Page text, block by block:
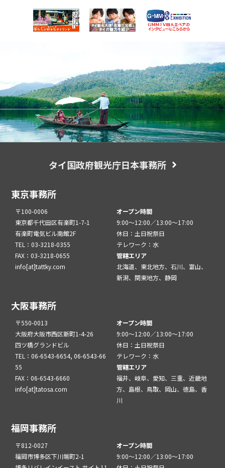
タイ国政府観光庁日本事務所
東京事務所
〒100-0006
東京都千代田区有楽町1-7-1
有楽町電気ビル南館2F
TEL：03-3218-0355
FAX：03-3218-0655
info[at]tattky.com
オープン時間
9:00～12:00／13:00～17:00
休日：土日祝祭日
テレワーク：水
管轄エリア
北海道、東北地方、石川、富山、
新潟、関東地方、静岡
大阪事務所
〒550-0013
大阪府大阪市西区新町1-4-26
四ツ橋グランドビル
TEL：06-6543-6654, 06-6543-66
55
FAX：06-6543-6660
info[at]tatosa.com
オープン時間
9:00～12:00／13:00～17:00
休日：土日祝祭日
テレワーク：水
管轄エリア
福井、岐阜、愛知、三重、近畿地
方、島根、鳥取、岡山、徳島、香
川
福岡事務所
〒812-0027
福岡市博多区下川端町2-1
オープン時間
9:00～12:00／13:00～17:00